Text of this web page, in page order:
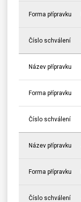
Forma přípravku
Číslo schválení
Název přípravku
Forma přípravku
Číslo schválení
Název přípravku
Forma přípravku
Číslo schválení